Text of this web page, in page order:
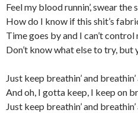
Feel my blood runnin’, swear the
How do I know if this shit’s
Time goes by and I can’t control
Don’t know what else to try, but
Just keep breathin’ and
And oh, I gotta keep, I keep on
Just keep breathin’ and